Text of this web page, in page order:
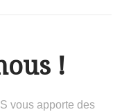
!
vous apporte des